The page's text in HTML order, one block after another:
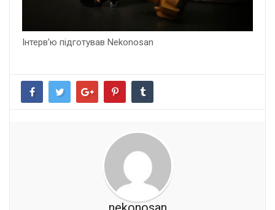
Інтерв’ю підготував Nekonosan